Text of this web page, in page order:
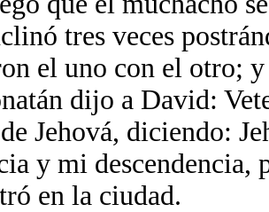
tres veces
el uno con el otro;
dijo a David:
Jehová, diciendo:
y mi
en la ciudad.